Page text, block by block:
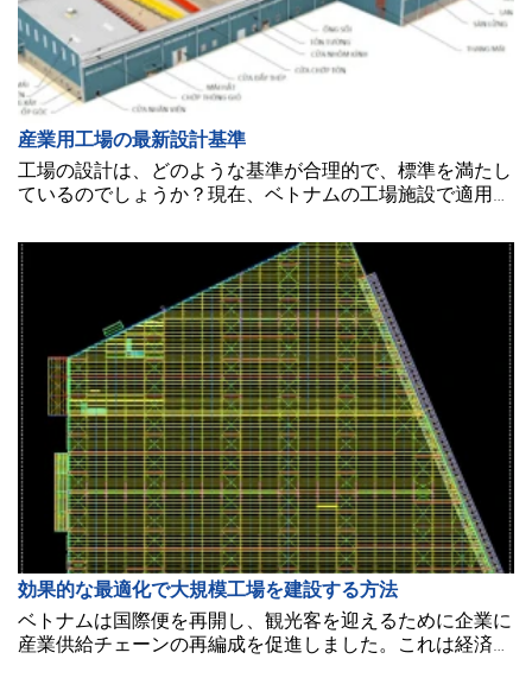
産業用工場の最新設計基準
工場の設計は、どのような基準が合理的で、標準を満たし
ているのでしょうか？現在、ベトナムの工場施設で適用さ
効果的な最適化で大規模工場を建設する方法
ベトナムは国際便を再開し、観光客を迎えるために企業に
産業供給チェーンの再編成を促進しました。これは経済を